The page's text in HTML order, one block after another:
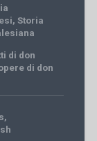
, Storia
di don
di don